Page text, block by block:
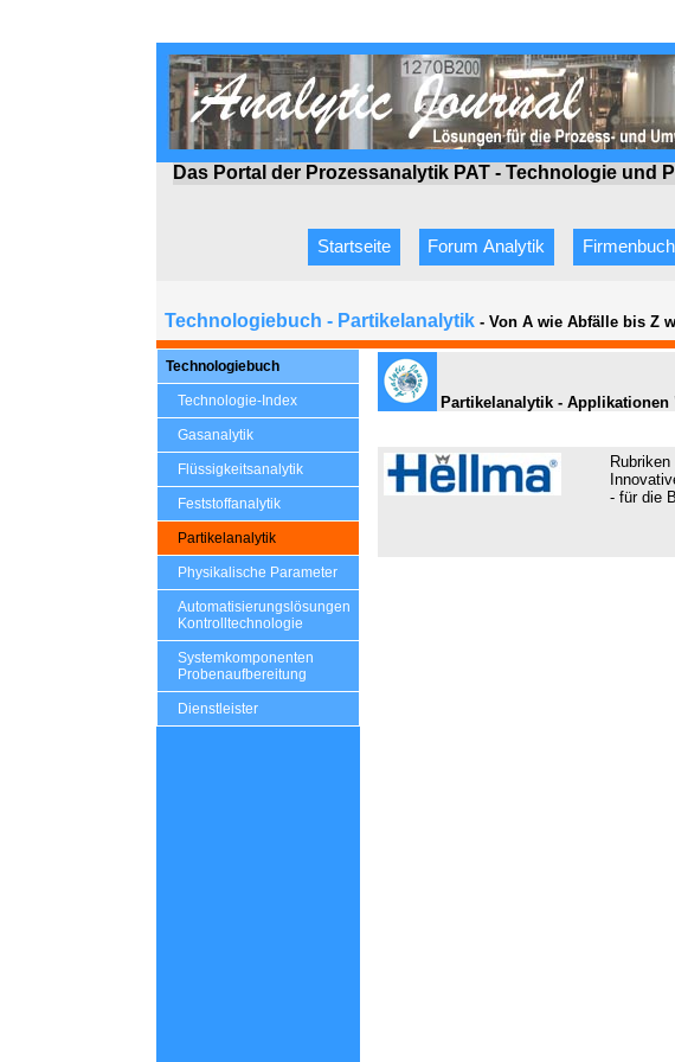
Das Portal der Prozessanalytik PAT - Technologie und
Startseite Forum Analytik Firmenbuch
Technologiebuch - Partikelanalytik - Von A wie Abfälle bis Z
Technologiebuch
Technologie-Index
Gasanalytik
Flüssigkeitsanalytik
Feststoffanalytik
Partikelanalytik
Physikalische Parameter
Automatisierungslösungen
Kontrolltechnologie
Systemkomponenten
Probenaufbereitung
Dienstleister
Partikelanalytik -
Rubriken
- für die